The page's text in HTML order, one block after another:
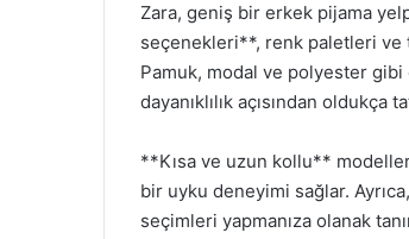
Zara, geniş bir erkek pijama
seçenekleri**, renk paletleri ve
Pamuk, modal ve polyester gibi
dayanıklılık açısından oldukça
**Kısa ve uzun kollu**
bir uyku deneyimi sağlar.
seçimleri yapmanıza olanak